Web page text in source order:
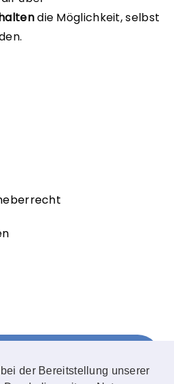
der Bereitstellung unserer
die Möglichkeit, selbst